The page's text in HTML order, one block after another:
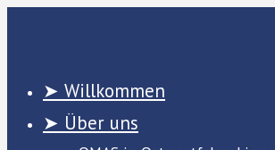
➤ Willkommen
➤ Über uns